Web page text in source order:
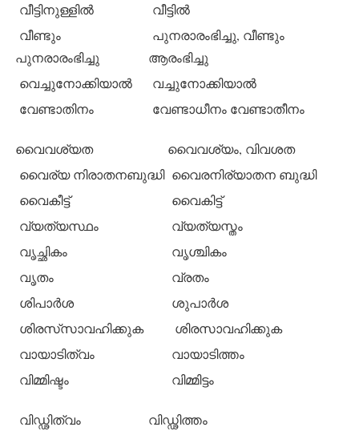
വീട്ടിനുള്ളില്‍
വീട്ടില്‍
വീണ്ടും
പുനരാരംഭിച്ചു
പുനരാരംഭിച്ചു, വീണ്ടും
ആരംഭിച്ചു
വെച്ചുനോക്കിയാല്‍
വച്ചുനോക്കിയാല്‍
വേണ്ടാതിനം
വേണ്ടാധീനം വേണ്ടാതീനം
വൈവശ്യത
വൈവശ്യം, വിവശത
വൈര്യ നിരാതനബുദ്ധി വൈരനിര്യാതന ബുദ്ധി
വൈകീട്ട്
വൈകിട്ട്
വ്യത്യസ്ഥം
വ്യത്യസ്തം
വൃച്ഛികം
വൃശ്ചികം
വൃതം
വ്രതം
ശിപാര്‍ശ
ശുപാര്‍ശ
ശിരസ്‌സാവഹിക്കുക
ശിരസാവഹിക്കുക
വായാടിത്വം
വായാടിത്തം
വിമ്മിഷ്ടം
വിമ്മിട്ടം
വിഡ്ഢിത്വം
വിഡ്ഢിത്തം